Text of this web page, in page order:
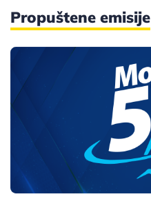
Propuštene emisije